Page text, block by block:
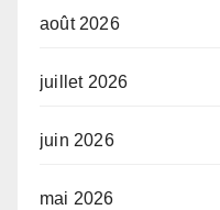
août 2026
juillet 2026
juin 2026
mai 2026